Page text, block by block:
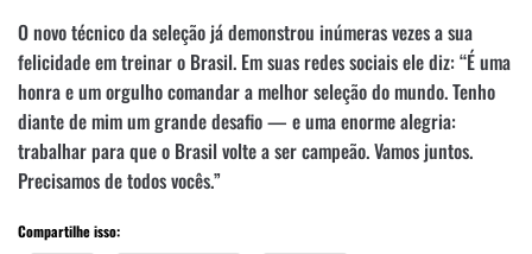
O novo técnico da seleção já demonstrou inúmeras vezes a sua
felicidade em treinar o Brasil. Em suas redes sociais ele diz: “É uma
honra e um orgulho comandar a melhor seleção do mundo. Tenho
diante de mim um grande desafio — e uma enorme alegria:
trabalhar para que o Brasil volte a ser campeão. Vamos juntos.
Precisamos de todos vocês.”
Compartilhe isso: